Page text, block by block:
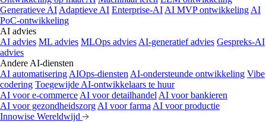
Generatieve AI Adaptieve AI Enterprise-AI AI MVP ontwikkeling AI
PoC-ontwikkeling
AI advies
AI advies ML advies MLOps advies AI-generatief advies Gespreks-AI
advies
Andere AI-diensten
AI automatisering AIOps-diensten AI-ondersteunde ontwikkeling Vibe
codering Toegewijde AI-ontwikkelaars te huur
AI voor e-commerce AI voor detailhandel AI voor bankieren
AI voor gezondheidszorg AI voor farma AI voor productie
Innowise Wereldwijd